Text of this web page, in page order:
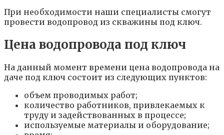
При необходимости наши специалисты смогут
провести водопровод из скважины под ключ.
Цена водопровода под ключ
На данный момент времени цена водопровода на
даче под ключ состоит из следующих пунктов:
объем проводимых работ;
количество работников, привлекаемых к
труду и задействованных в процессе;
используемые материалы и оборудование;